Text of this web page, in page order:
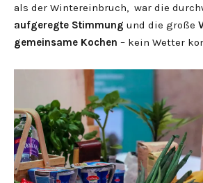
als der Wintereinbruch, war die
aufgeregte Stimmung und die große
gemeinsame Kochen – kein Wetter